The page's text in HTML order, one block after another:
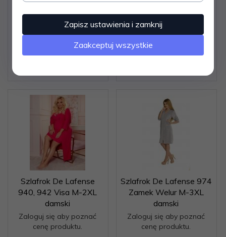
Szlafrok De Lafense 871
Visa S-2XL damski
Zaloguj się aby poznać
Szlafrok De Lafense 892
Visa 3XL-4XL damski
Zaloguj się aby poznać
Szlafrok De Lafense
940, 942 Visa M-2XL
damski
Zaloguj się aby poznać
cenę produktu.
Szlafrok De Lafense 974
Zamek Welur M-3XL
damski
Zaloguj się aby poznać
cenę produktu.
Zapisz ustawienia i zamknij
Zaakceptuj wszystkie